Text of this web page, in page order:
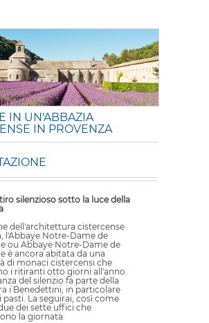
IN UN'ABBAZIA
IN PROVENZA
silenzioso sotto la luce della
dell'architettura cistercense
l'Abbaye Notre-Dame de
ou Abbaye Notre-Dame de
è ancora abitata da una
di monaci cistercensi che
i ritiranti otto giorni all'anno.
del silenzio fa parte della
i Benedettini, in particolare
pasti. La seguirai, così come
dei sette uffici che
la giornata.